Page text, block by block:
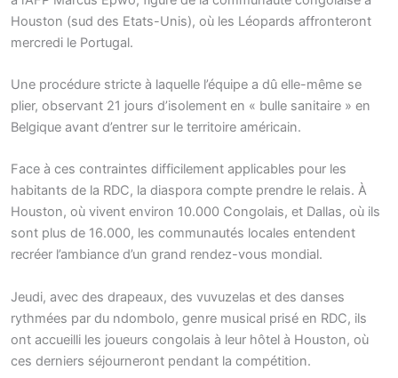
Houston (sud des Etats-Unis), où les Léopards affronteront
mercredi le Portugal.
Une procédure stricte à laquelle l’équipe a dû elle-même se
plier, observant 21 jours d’isolement en « bulle sanitaire » en
Belgique avant d’entrer sur le territoire américain.
Face à ces contraintes difficilement applicables pour les
habitants de la RDC, la diaspora compte prendre le relais. À
Houston, où vivent environ 10.000 Congolais, et Dallas, où ils
sont plus de 16.000, les communautés locales entendent
recréer l’ambiance d’un grand rendez-vous mondial.
Jeudi, avec des drapeaux, des vuvuzelas et des danses
rythmées par du ndombolo, genre musical prisé en RDC, ils
ont accueilli les joueurs congolais à leur hôtel à Houston, où
ces derniers séjourneront pendant la compétition.